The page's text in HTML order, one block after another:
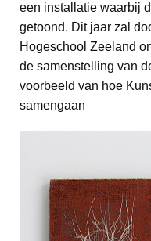
een installatie waarbij
getoond. Dit jaar zal
Hogeschool Zeeland
de samenstelling van
voorbeeld van hoe
samengaan